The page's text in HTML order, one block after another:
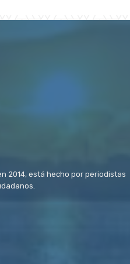
2014, está hecho por periodistas